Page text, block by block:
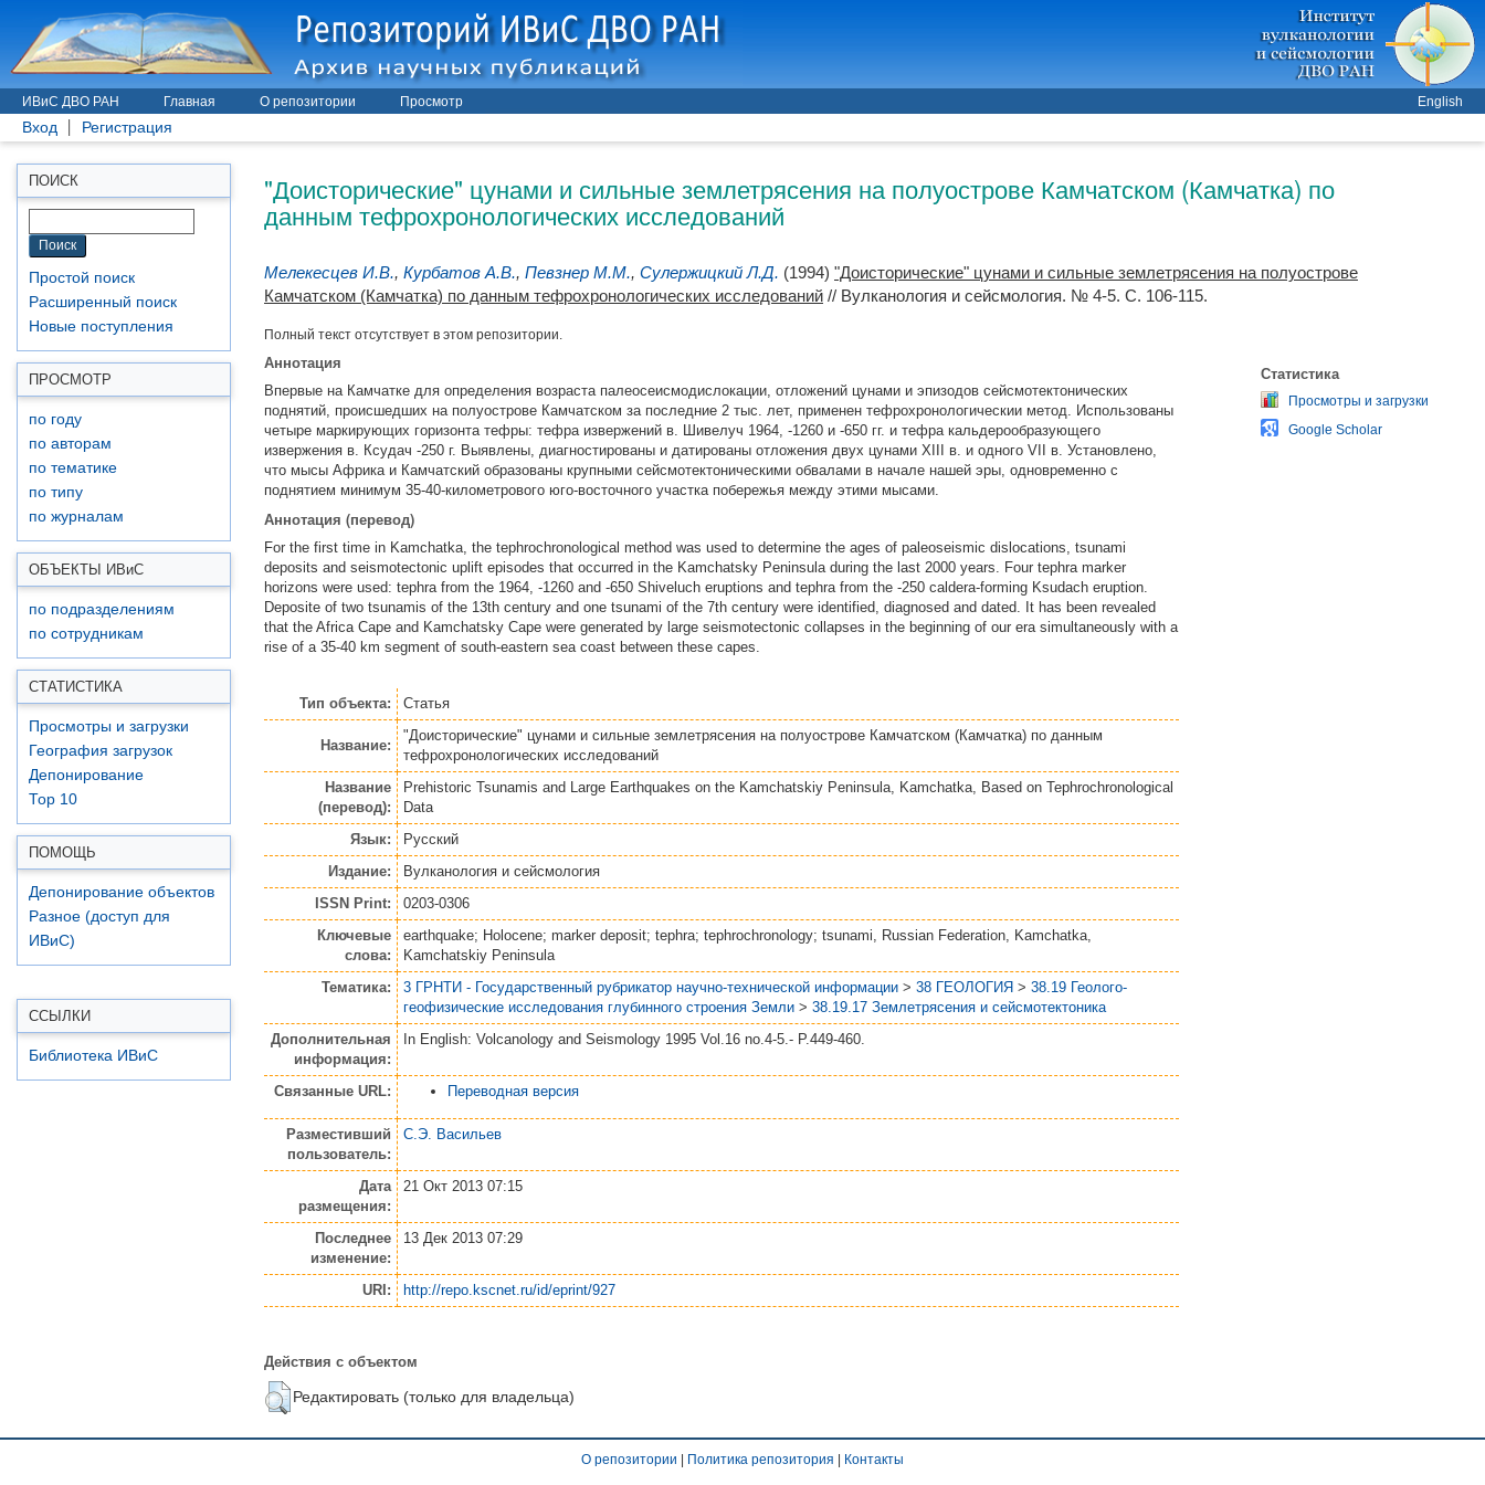
ИВиС ДВО РАН Главная О репозитории Просмотр English
Вход Регистрация
ПОИСК
Простой поиск
Расширенный поиск
Новые поступления
ПРОСМОТР
по году
по авторам
по тематике
по типу
по журналам
ОБЪЕКТЫ ИВиС
по подразделениям
по сотрудникам
СТАТИСТИКА
Просмотры и загрузки
География загрузок
Депонирование
Top 10
ПОМОЩЬ
Депонирование объектов
Разное (доступ для
ИВиС)
ССЫЛКИ
Библиотека ИВиС
"Доисторические" цунами и сильные землетрясения на полуострове Камчатском (Камчатка) по
данным тефрохронологических исследований
Мелекесцев И.В., Курбатов А.В., Певзнер М.М., Сулержицкий Л.Д. (1994) "Доисторические" цунами и сильные землетрясения на полуострове
Камчатском (Камчатка) по данным тефрохронологических исследований // Вулканология и сейсмология. № 4-5. С. 106-115.
Полный текст отсутствует в этом репозитории.
Аннотация
Впервые на Камчатке для определения возраста палеосеисмодислокации, отложений цунами и эпизодов сейсмотектонических
поднятий, происшедших на полуострове Камчатском за последние 2 тыс. лет, применен тефрохронологическии метод. Использованы
четыре маркирующих горизонта тефры: тефра извержений в. Шивелуч 1964, -1260 и -650 гг. и тефра кальдерообразующего
извержения в. Ксудач -250 г. Выявлены, диагностированы и датированы отложения двух цунами XIII в. и одного VII в. Установлено,
что мысы Африка и Камчатский образованы крупными сейсмотектоническими обвалами в начале нашей эры, одновременно с
поднятием минимум 35-40-километрового юго-восточного участка побережья между этими мысами.
Аннотация (перевод)
For the first time in Kamchatka, the tephrochronological method was used to determine the ages of paleoseismic dislocations, tsunami
deposits and seismotectonic uplift episodes that occurred in the Kamchatsky Peninsula during the last 2000 years. Four tephra marker
horizons were used: tephra from the 1964, -1260 and -650 Shiveluch eruptions and tephra from the -250 caldera-forming Ksudach eruption.
Deposite of two tsunamis of the 13th century and one tsunami of the 7th century were identified, diagnosed and dated. It has been revealed
that the Africa Cape and Kamchatsky Cape were generated by large seismotectonic collapses in the beginning of our era simultaneously with a
rise of a 35-40 km segment of south-eastern sea coast between these capes.
Тип объекта: Статья
Название:
"Доисторические" цунами и сильные землетрясения на полуострове Камчатском (Камчатка) по данным
тефрохронологических исследований
Название
(перевод):
Prehistoric Tsunamis and Large Earthquakes on the Kamchatskiy Peninsula, Kamchatka, Based on Tephrochronological
Data
Язык:
Русский
Издание:
Вулканология и сейсмология
ISSN Print:
0203-0306
Ключевые
слова:
earthquake; Holocene; marker deposit; tephra; tephrochronology; tsunami, Russian Federation, Kamchatka,
Kamchatskiy Peninsula
Тематика:
3 ГРНТИ - Государственный рубрикатор научно-технической информации > 38 ГЕОЛОГИЯ > 38.19 Геолого-
геофизические исследования глубинного строения Земли > 38.19.17 Землетрясения и сейсмотектоника
Дополнительная
информация:
In English: Volcanology and Seismology 1995 Vol.16 no.4-5.- P.449-460.
Связанные URL: Переводная версия
Разместивший
пользователь:
С.Э. Васильев
Дата
размещения:
21 Окт 2013 07:15
Последнее
изменение:
13 Дек 2013 07:29
URI: http://repo.kscnet.ru/id/eprint/927
Действия с объектом
Редактировать (только для владельца)
Статистика
Просмотры и загрузки
Google Scholar
О репозитории | Политика репозитория | Контакты